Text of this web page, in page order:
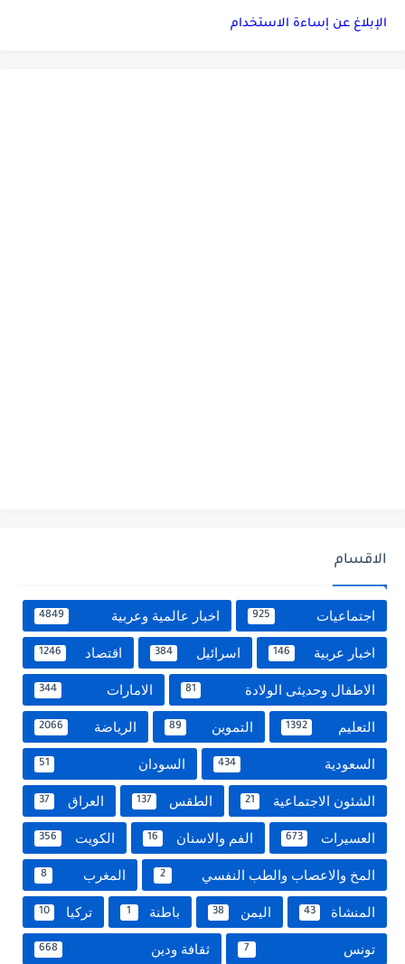
الإبلاغ عن إساءة الاستخدام
الاقسام
اجتماعيات 925 اخبار عالمية وعربية 4849
اخبار عربية 146 اسرائيل 384 اقتصاد 1246
الاطفال وحديثى الولادة 81 الامارات 344
التعليم 1392 التموين 89 الرياضة 2066
السعودية 434 السودان 51
الشئون الاجتماعية 21 الطقس 137 العراق 37
العسيرات 673 الفم والاسنان 16 الكويت 356
المخ والاعصاب والطب النفسي 2 المغرب 8
المنشاة 43 اليمن 38 باطنة 1 تركيا 10
تونس 7 ثقافة ودين 668